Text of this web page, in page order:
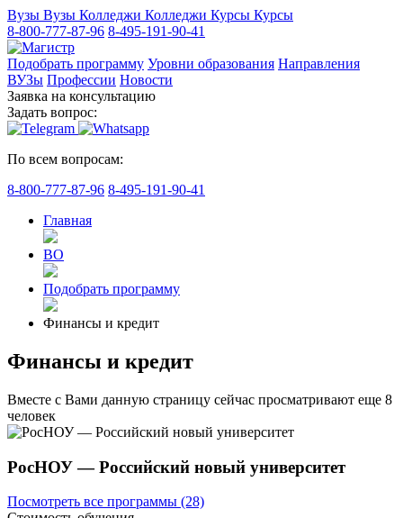
Вузы Вузы Колледжи Колледжи Курсы Курсы
8-800-777-87-96 8-495-191-90-41
Подобрать программу Уровни образования Направления
ВУЗы Профессии Новости
Заявка на консультацию
Задать вопрос:
По всем вопросам:
8-800-777-87-96 8-495-191-90-41
Главная
ВО
Подобрать программу
Финансы и кредит
Финансы и кредит
Вместе с Вами данную страницу сейчас просматривают еще 8
человек
РосНОУ — Российский новый университет
Посмотреть все программы (28)